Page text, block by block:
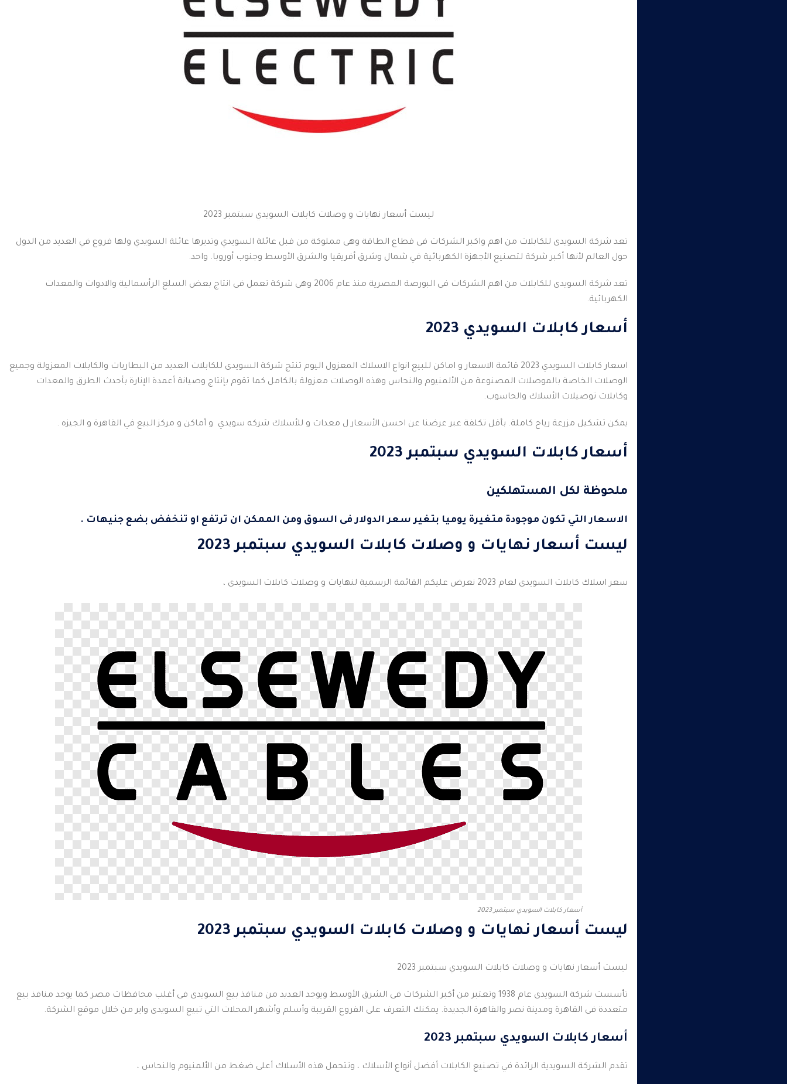
ليست أسعار نهايات و وصلات كابلات السويدي سبتمبر 2023
تعد شركة السويدى للكابلات من اهم واكبر الشركات فى قطاع الطاقة وهى مملوكة من قبل عائلة السويدي وتديرها عائلة السويدي ولها فروع في العديد من الدول
حول العالم لأنها أكبر شركة لتصنيع الأجهزة الكهربائية في شمال وشرق أفريقيا والشرق الأوسط وجنوب أوروبا. واحد.
تعد شركة السويدى للكابلات من اهم الشركات فى البورصة المصرية منذ عام 2006 وهى شركة تعمل فى انتاج بعض السلع الرأسمالية والادوات والمعدات
الكهربائية.
أسعار كابلات السويدي 2023
اسعار كابلات السويدي 2023 قائمة الاسعار و اماكن للبيع انواع الاسلاك المعزول اليوم تنتج شركة السويدى للكابلات العديد من البطاريات والكابلات المعزولة وجميع
الوصلات الخاصة بالموصلات المصنوعة من الألمنيوم والنحاس وهذه الوصلات معزولة بالكامل كما تقوم بإنتاج وصيانة أعمدة الإنارة بأحدث الطرق والمعدات
وكابلات توصيلات الأسلاك والحاسوب.
يمكن تشكيل مزرعة رياح كاملة. بأقل تكلفة عبر عرضنا عن احسن الأسعار ل معدات و للأسلاك شركه سويدي و أماكن و مركز البيع في القاهرة و الجيزه .
أسعار كابلات السويدي سبتمبر 2023
ملحوظة لكل المستهلكين
الاسعار التي تكون موجودة متغيرة يوميا بتغير سعر الدولار فى السوق ومن الممكن ان ترتفع او تنخفض بضع جنيهات .
ليست أسعار نهايات و وصلات كابلات السويدي سبتمبر 2023
سعر اسلاك كابلات السويدى لعام 2023 نعرض عليكم القائمة الرسمية ل نهايات و وصلات كابلات السويدى ،
أسعار كابلات السويدي سبتمبر 2023
ليست أسعار نهايات و وصلات كابلات السويدي سبتمبر 2023
ليست أسعار نهايات و وصلات كابلات السويدي سبتمبر 2023
تأسست شركة السويدى عام 1938 وتعتبر من أكبر الشركات فى الشرق الأوسط ويوجد العديد من منافذ بيع السويدى فى أغلب محافظات مصر كما يوجد منافذ بيع
متعددة فى القاهرة ومدينة نصر والقاهرة الجديدة. يمكنك التعرف على الفروع القريبة وأسلم وأشهر المحلات التي تبيع السويدى واير من خلال موقع الشركة.
أسعار كابلات السويدي سبتمبر 2023
تقدم الشركة السويدية الرائدة في تصنيع الكابلات أفضل أنواع الأسلاك ، وتتحمل هذه الأسلاك أعلى ضغط من الألمنيوم والنحاس ،